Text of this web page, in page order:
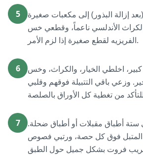
5
إزالة البذور) إلى مكعبات صغيرة
الأندلسي ناعماً، وقطعي خس
الفريزيه لقطع صغيرة إذا لزم الأمر.
6
اخلطي الخيار، والكراث، وخس
وزعي باقي التتبيلة فوقهم وقلبي
7
أطباق مقبلات أو أطباق ضحلة.
المتبل فوق كل حصة، ورتبي فصوص